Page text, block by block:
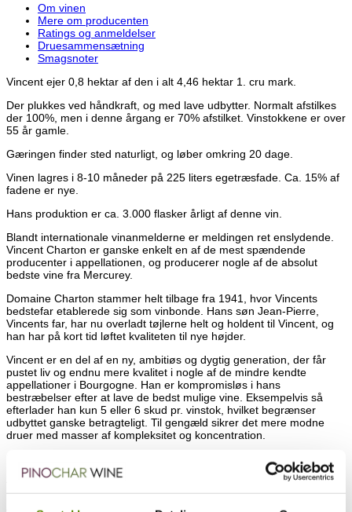
Om vinen
Mere om producenten
Ratings og anmeldelser
Druesammensætning
Smagsnoter
Vincent ejer 0,8 hektar af den i alt 4,46 hektar 1. cru mark.
Der plukkes ved håndkraft, og med lave udbytter. Normalt afstilkes
der 100%, men i denne årgang er 70% afstilket. Vinstokkene er over
55 år gamle.
Gæringen finder sted naturligt, og løber omkring 20 dage.
Vinen lagres i 8-10 måneder på 225 liters egetræsfade. Ca. 15% af
fadene er nye.
Hans produktion er ca. 3.000 flasker årligt af denne vin.
Blandt internationale vinanmelderne er meldingen ret enslydende.
Vincent Charton er ganske enkelt en af de mest spændende
producenter i appellationen, og producerer nogle af de absolut
bedste vine fra Mercurey.
Domaine Charton stammer helt tilbage fra 1941, hvor Vincents
bedstefar etablerede sig som vinbonde. Hans søn Jean-Pierre,
Vincents far, har nu overladt tøjlerne helt og holdent til Vincent, og
han har på kort tid løftet kvaliteten til nye højder.
Vincent er en del af en ny, ambitiøs og dygtig generation, der får
pustet liv og endnu mere kvalitet i nogle af de mindre kendte
appellationer i Bourgogne. Han er kompromisløs i hans
bestræbelser efter at lave de bedst mulige vine. Eksempelvis så
efterlader han kun 5 eller 6 skud pr. vinstok, hvilket begrænser
udbyttet ganske betragteligt. Til gengæld sikrer det mere modne
druer med masser af kompleksitet og koncentration.
Huset har i dag 11 ½ hektar vinmarker, der alle er beliggende i
Mercurey. Al høst foregår naturligvis med håndkraft, og transporten
fra markerne til deres cuverie foregår i meget små partier for at
bevare druerne friske og intakte. Ved ankomst foretages en grundig
og meget kritisk sortering, og kun de bedste druer slipper gennem